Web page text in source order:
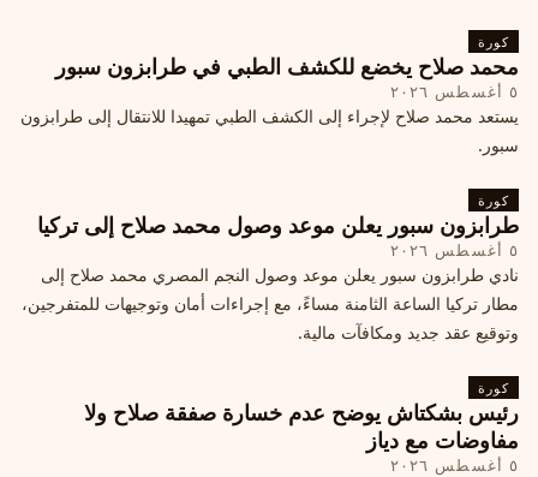
كورة
محمد صلاح يخضع للكشف الطبي في طرابزون سبور
٥ أغسطس ٢٠٢٦
يستعد محمد صلاح لإجراء إلى الكشف الطبي تمهيدا للانتقال إلى طرابزون
سبور.
كورة
طرابزون سبور يعلن موعد وصول محمد صلاح إلى تركيا
٥ أغسطس ٢٠٢٦
نادي طرابزون سبور يعلن موعد وصول النجم المصري محمد صلاح إلى
مطار تركيا الساعة الثامنة مساءً، مع إجراءات أمان وتوجيهات للمتفرجين،
وتوقيع عقد جديد ومكافآت مالية.
كورة
رئيس بشكتاش يوضح عدم خسارة صفقة صلاح ولا
مفاوضات مع دياز
٥ أغسطس ٢٠٢٦